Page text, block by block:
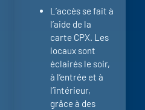
L’accès se fait à
l’aide de la
carte CPX. Les
locaux sont
éclairés le soir,
à l’entrée et à
l’intérieur,
grâce à des